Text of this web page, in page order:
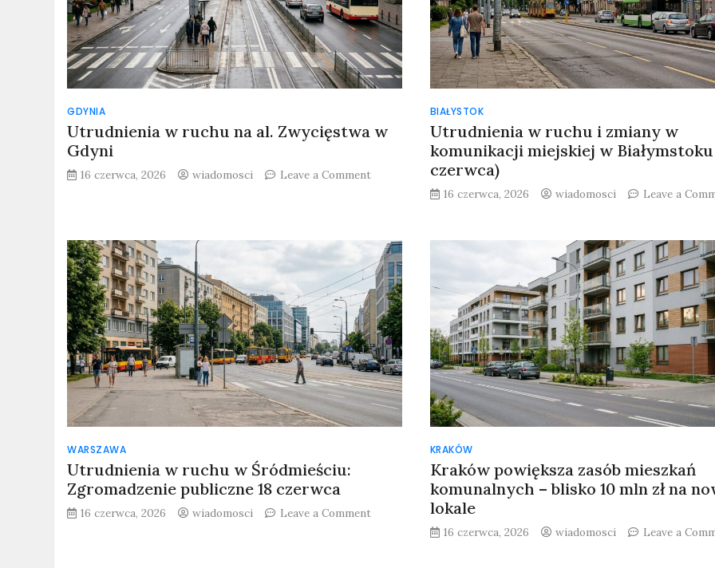
GDYNIA
Utrudnienia w ruchu na al. Zwycięstwa w
Gdyni
16 czerwca, 2026 wiadomosci Leave a Commenton
Utrudnienia
al.
Zwycięstwa
w
Gdyni
BIAŁYSTOK
Utrudnienia w ruchu i zmiany w
komunikacji miejskiej w Białymstoku
czerwca)
16 czerwca, 2026 wiadomosci Leave a
WARSZAWA
Utrudnienia w ruchu w Śródmieściu:
Zgromadzenie publiczne 18 czerwca
16 czerwca, 2026 wiadomosci Leave a Commenton
Utrudnienia
KRAKÓW
Kraków powiększa zasób mieszkań
komunalnych – blisko 10 mln zł na
lokale
16 czerwca, 2026 wiadomosci Leave a